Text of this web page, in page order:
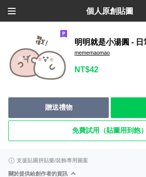
個人原創貼圖
明明就是小湯圓 - 日
mememaomao
NT$42
贈送禮物
免費試用（貼圖用到飽）
支援貼圖拼貼樂/裝飾專用圖案
關於提供給創作者的資訊